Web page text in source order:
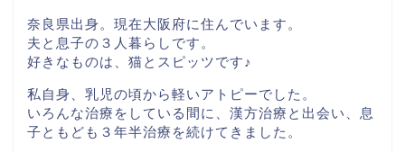
奈良県出身。現在大阪府に住んでいます。
夫と息子の３人暮らしです。
好きなものは、猫とスピッツです♪
私自身、乳児の頃から軽いアトピーでした。
いろんな治療をしている間に、漢方治療と出会い、息
子ともども３年半治療を続けてきました。